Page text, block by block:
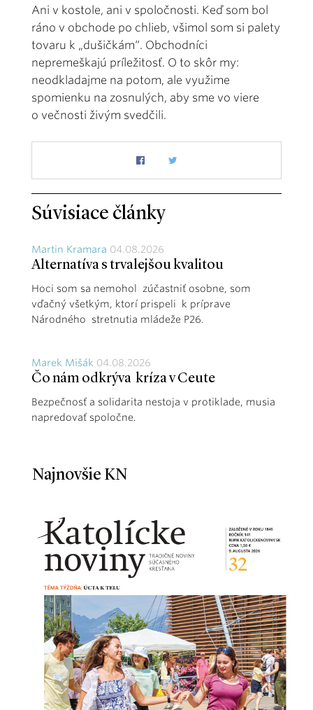
Ani v kostole, ani v spoločnosti. Keď som bol
ráno v obchode po chlieb, všimol som si palety
tovaru k „dušičkám“. Obchodníci
nepremeškajú príležitosť. O to skôr my:
neodkladajme na potom, ale využime
spomienku na zosnulých, aby sme vo viere
o večnosti živým svedčili.
Súvisiace články
Martin Kramara 04.08.2026
Alternatíva s trvalejšou kvalitou
Hoci som sa nemohol zúčastniť osobne, som
vďačný všetkým, ktorí prispeli k príprave
Národného stretnutia mládeže P26.
Marek Mišák 04.08.2026
Čo nám odkrýva kríza v Ceute
Bezpečnosť a solidarita nestoja v protiklade, musia
napredovať spoločne.
Najnovšie KN